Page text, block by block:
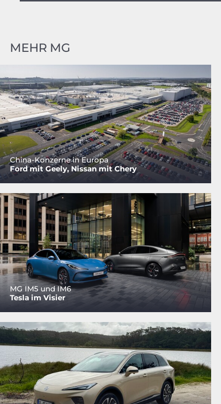
MEHR MG
China-Konzerne in Europa
Ford mit Geely, Nissan mit Chery
MG IM5 und IM6
Tesla im Visier